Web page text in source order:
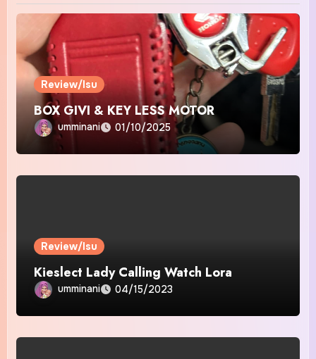
Review/Isu
BOX GIVI & KEY LESS MOTOR
umminani 01/10/2025
Review/Isu
Kieslect Lady Calling Watch Lora
umminani 04/15/2023